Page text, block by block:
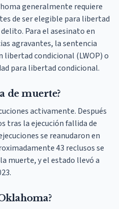
generalmente requiere
de ser elegible para libertad
Para el asesinato en
agravantes, la sentencia
libertad condicional (LWOP) o
para libertad condicional.
de muerte?
activamente. Después
tras la ejecución fallida de
se reanudaron en
43 reclusos se
muerte, y el estado llevó a